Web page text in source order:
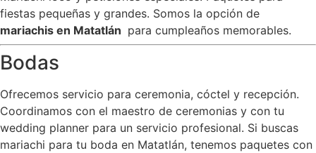
fiestas pequeñas y grandes. Somos la opción de
mariachis en Matatlán para cumpleaños memorables.
Bodas
Ofrecemos servicio para ceremonia, cóctel y recepción.
Coordinamos con el maestro de ceremonias y con tu
wedding planner para un servicio profesional. Si buscas
mariachi para tu boda en Matatlán, tenemos paquetes con